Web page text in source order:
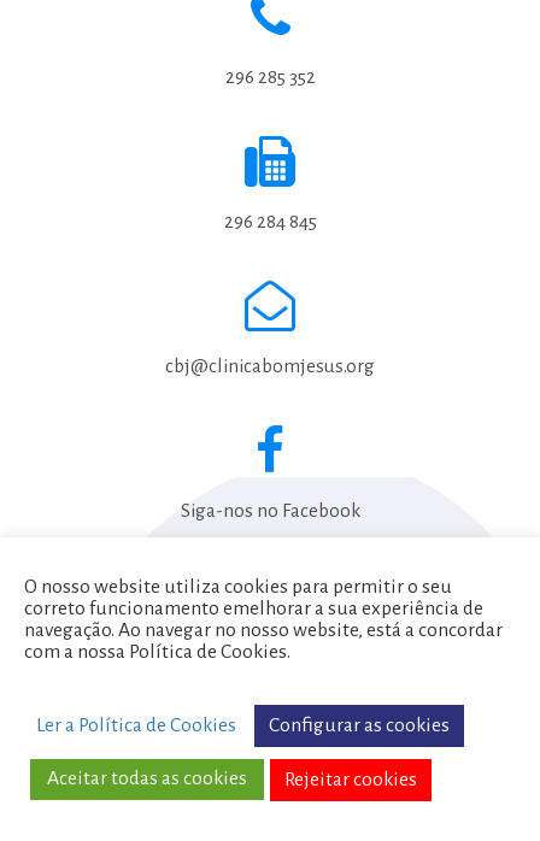
296 285 352
296 284 845
cbj@clinicabomjesus.org
Siga-nos no Facebook
Política de Privacidade
Copyright © 2017 | Clínica do Bom Jesus
O nosso website utiliza cookies para permitir o seu
correto funcionamento emelhorar a sua experiência de
navegação. Ao navegar no nosso website, está a concordar
com a nossa Política de Cookies.
Ler a Política de Cookies Configurar as cookies
Aceitar todas as cookies Rejeitar cookies